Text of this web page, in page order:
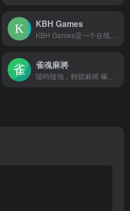
KBH Games
雀魂麻將